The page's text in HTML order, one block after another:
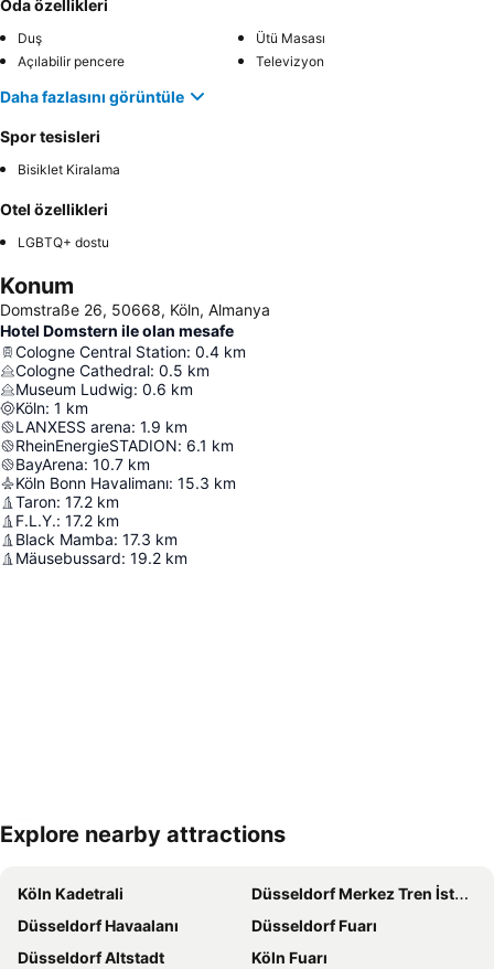
Oda özellikleri
Duş
Ütü Masası
Açılabilir pencere
Televizyon
Daha fazlasını görüntüle
Spor tesisleri
Bisiklet Kiralama
Otel özellikleri
LGBTQ+ dostu
Konum
Domstraße 26, 50668, Köln, Almanya
Hotel Domstern ile olan mesafe
Cologne Central Station: 0.4 km
Cologne Cathedral: 0.5 km
Museum Ludwig: 0.6 km
Köln: 1 km
LANXESS arena: 1.9 km
RheinEnergieSTADION: 6.1 km
BayArena: 10.7 km
Köln Bonn Havalimanı: 15.3 km
Taron: 17.2 km
F.L.Y.: 17.2 km
Black Mamba: 17.3 km
Mäusebussard: 19.2 km
Haritayı genişlet
Explore nearby attractions
Köln Kadetrali
Düsseldorf Merkez Tren İstasyonu
Düsseldorf Havaalanı
Düsseldorf Fuarı
Düsseldorf Altstadt
Köln Fuarı